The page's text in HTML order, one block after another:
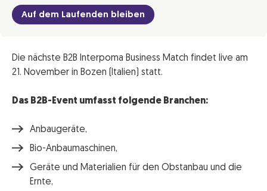
Auf dem Laufenden bleiben
Die nächste B2B Interpoma Business Match findet live am
21. November in Bozen (Italien) statt.
Das B2B-Event umfasst folgende Branchen:
Anbaugeräte,
Bio-Anbaumaschinen,
Geräte und Materialien für den Obstanbau und die
Ernte,